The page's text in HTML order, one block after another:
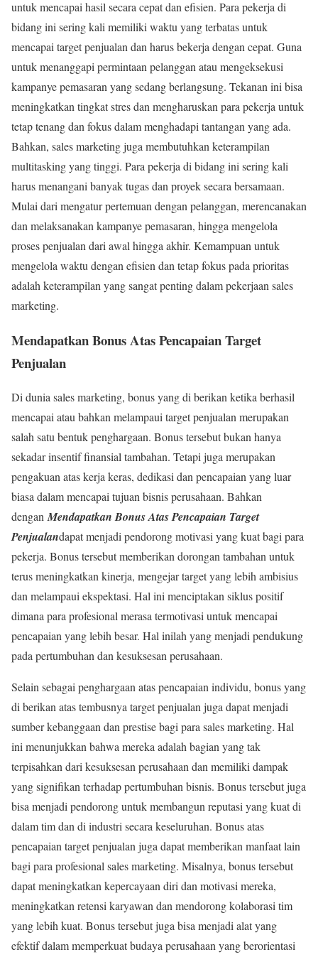
untuk mencapai hasil secara cepat dan efisien. Para pekerja di
bidang ini sering kali memiliki waktu yang terbatas untuk
mencapai target penjualan dan harus bekerja dengan cepat. Guna
untuk menanggapi permintaan pelanggan atau mengeksekusi
kampanye pemasaran yang sedang berlangsung. Tekanan ini bisa
meningkatkan tingkat stres dan mengharuskan para pekerja untuk
tetap tenang dan fokus dalam menghadapi tantangan yang ada.
Bahkan, sales marketing juga membutuhkan keterampilan
multitasking yang tinggi. Para pekerja di bidang ini sering kali
harus menangani banyak tugas dan proyek secara bersamaan.
Mulai dari mengatur pertemuan dengan pelanggan, merencanakan
dan melaksanakan kampanye pemasaran, hingga mengelola
proses penjualan dari awal hingga akhir. Kemampuan untuk
mengelola waktu dengan efisien dan tetap fokus pada prioritas
adalah keterampilan yang sangat penting dalam pekerjaan sales
marketing.
Mendapatkan Bonus Atas Pencapaian Target
Penjualan
Di dunia sales marketing, bonus yang di berikan ketika berhasil
mencapai atau bahkan melampaui target penjualan merupakan
salah satu bentuk penghargaan. Bonus tersebut bukan hanya
sekadar insentif finansial tambahan. Tetapi juga merupakan
pengakuan atas kerja keras, dedikasi dan pencapaian yang luar
biasa dalam mencapai tujuan bisnis perusahaan. Bahkan
denganMendapatkan Bonus Atas Pencapaian Target
Penjualandapat menjadi pendorong motivasi yang kuat bagi para
pekerja. Bonus tersebut memberikan dorongan tambahan untuk
terus meningkatkan kinerja, mengejar target yang lebih ambisius
dan melampaui ekspektasi. Hal ini menciptakan siklus positif
dimana para profesional merasa termotivasi untuk mencapai
pencapaian yang lebih besar. Hal inilah yang menjadi pendukung
pada pertumbuhan dan kesuksesan perusahaan.
Selain sebagai penghargaan atas pencapaian individu, bonus yang
di berikan atas tembusnya target penjualan juga dapat menjadi
sumber kebanggaan dan prestise bagi para sales marketing. Hal
ini menunjukkan bahwa mereka adalah bagian yang tak
terpisahkan dari kesuksesan perusahaan dan memiliki dampak
yang signifikan terhadap pertumbuhan bisnis. Bonus tersebut juga
bisa menjadi pendorong untuk membangun reputasi yang kuat di
dalam tim dan di industri secara keseluruhan. Bonus atas
pencapaian target penjualan juga dapat memberikan manfaat lain
bagi para profesional sales marketing. Misalnya, bonus tersebut
dapat meningkatkan kepercayaan diri dan motivasi mereka,
meningkatkan retensi karyawan dan mendorong kolaborasi tim
yang lebih kuat. Bonus tersebut juga bisa menjadi alat yang
efektif dalam memperkuat budaya perusahaan yang berorientasi